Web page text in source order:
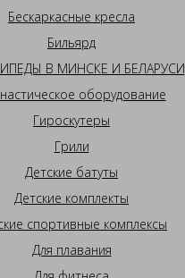
Бескаркасные кресла
Бильярд
В МИНСКЕ И БЕЛАРУСИ
оборудование
Гироскутеры
Грили
Детские батуты
Детские комплекты
спортивные комплексы
Для плавания